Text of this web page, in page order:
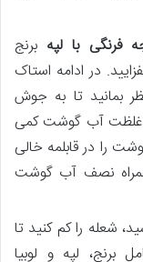
فرنگی با لپه برنج
در ادامه استاک
بمانید تا به جوش
غلظت آب گوشت کمی
را در قابلمه خالی
نصف آب گوشت
شعله را کم کنید تا
برنج، لپه و لوبیا